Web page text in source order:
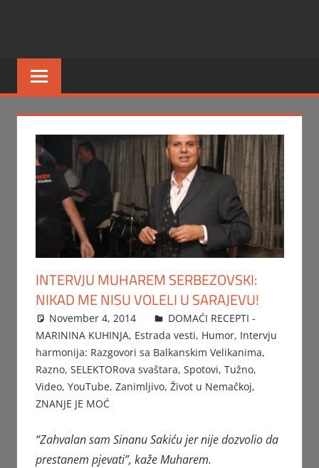
INTERVJU MUHAREM SERBEZOVSKI:
NIKAD ME NISU VOLELI U SARAJEVU!
November 4, 2014 Beba
DOMAĆI RECEPTI -
MARININA KUHINJA, Estrada vesti, Humor, Intervju
harmonija: Razgovori sa Balkanskim Velikanima,
Razno, SELEKTORova svaštara, Spotovi, Tužno,
Video, YouTube, Zanimljivo, Život u Nemačkoj,
ZNANJE JE MOĆ
“Zahvalan sam Sinanu Sakiću jer nije dozvolio da
prestanem pjevati”, kaže Muharem.